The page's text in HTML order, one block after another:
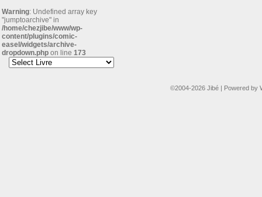
Warning: Undefined array key
"jumptoarchive" in
/home/chezjibe/www/wp-
content/plugins/comic-
easel/widgets/archive-
dropdown.php on line 173
©2004-2026 Jibé | Powered by